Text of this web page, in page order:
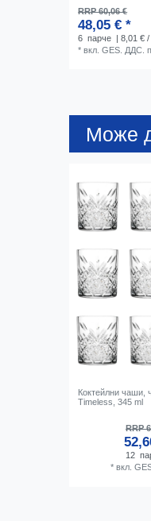
RRP 60,06 €
48,05 € *
6 парче | 8,01 €
*вкл. GES. ДДС.
Може
Коктейлни чаши,
Timeless, 345 ml
RRP
12
* вкл.